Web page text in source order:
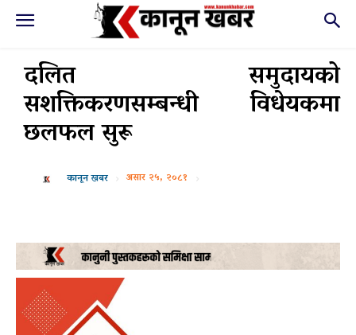
दलित समुदायको
सशक्तिकरणसम्बन्धी विधेयकमा
छलफल सुरू
कानून खबर असार २५, २०८१